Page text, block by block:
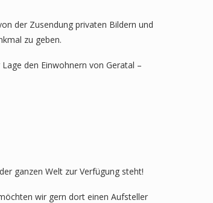
der Zusendung privaten Bildern und
zu geben.
den Einwohnern von Geratal –
ganzen Welt zur Verfügung steht!
wir gern dort einen Aufsteller